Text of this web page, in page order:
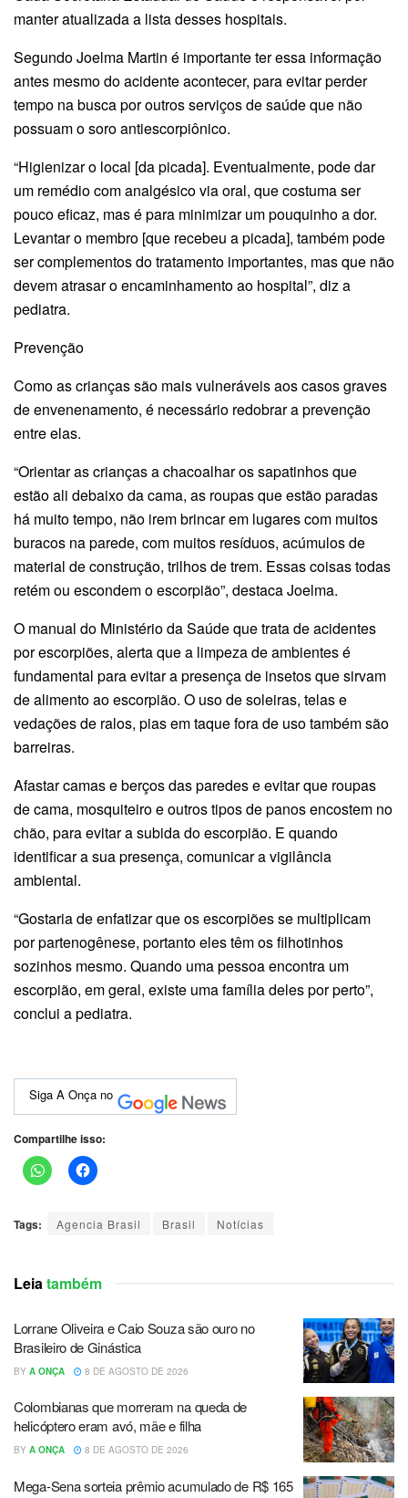
manter atualizada a lista desses hospitais.
Segundo Joelma Martin é importante ter essa informação
antes mesmo do acidente acontecer, para evitar perder
tempo na busca por outros serviços de saúde que não
possuam o soro antiescorpiônico.
“Higienizar o local [da picada]. Eventualmente, pode dar
um remédio com analgésico via oral, que costuma ser
pouco eficaz, mas é para minimizar um pouquinho a dor.
Levantar o membro [que recebeu a picada], também pode
ser complementos do tratamento importantes, mas que não
devem atrasar o encaminhamento ao hospital”, diz a
pediatra.
Prevenção
Como as crianças são mais vulneráveis aos casos graves
de envenenamento, é necessário redobrar a prevenção
entre elas.
“Orientar as crianças a chacoalhar os sapatinhos que
estão ali debaixo da cama, as roupas que estão paradas
há muito tempo, não irem brincar em lugares com muitos
buracos na parede, com muitos resíduos, acúmulos de
material de construção, trilhos de trem. Essas coisas todas
retém ou escondem o escorpião”, destaca Joelma.
O manual do Ministério da Saúde que trata de acidentes
por escorpiões, alerta que a limpeza de ambientes é
fundamental para evitar a presença de insetos que sirvam
de alimento ao escorpião. O uso de soleiras, telas e
vedações de ralos, pias em taque fora de uso também são
barreiras.
Afastar camas e berços das paredes e evitar que roupas
de cama, mosquiteiro e outros tipos de panos encostem no
chão, para evitar a subida do escorpião. E quando
identificar a sua presença, comunicar a vigilância
ambiental.
“Gostaria de enfatizar que os escorpiões se multiplicam
por partenogênese, portanto eles têm os filhotinhos
sozinhos mesmo. Quando uma pessoa encontra um
escorpião, em geral, existe uma família deles por perto”,
conclui a pediatra.
Siga A Onça no
Compartilhe isso:
Tags: Agencia Brasil Brasil Notícias
Leia também
Lorrane Oliveira e Caio Souza são ouro no
Brasileiro de Ginástica
BY A ONÇA 8 DE AGOSTO DE 2026
Colombianas que morreram na queda de
helicóptero eram avó, mãe e filha
BY A ONÇA 8 DE AGOSTO DE 2026
Mega-Sena sorteia prêmio acumulado de R$ 165